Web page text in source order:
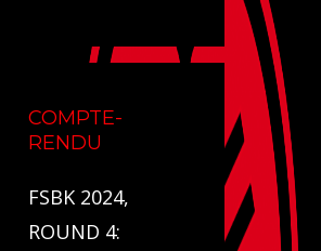
COMPTE-
RENDU
FSBK 2024,
ROUND 4: